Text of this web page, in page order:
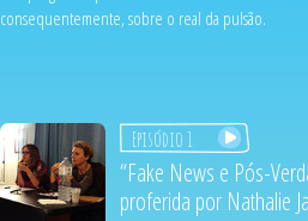
consequentemente, sobre o real da pulsão.
Episódio 1
“Fake News e Pós-
proferida por Nathalie